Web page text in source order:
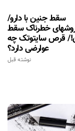
سقط جنین با دارو/
خطرناک سقط
قرص سایتوتک چه
عوارضی دارد؟
نوشته قبل